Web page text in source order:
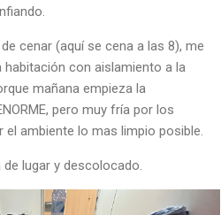
cenar (aquí se cena a las 8), me
habitación con aislamiento a la
mañana empieza la
pero muy fría por los
ambiente lo mas limpio posible.
lugar y descolocado.